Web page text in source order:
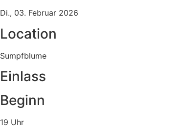
Di., 03. Februar 2026
Location
Sumpfblume
Einlass
Beginn
19 Uhr